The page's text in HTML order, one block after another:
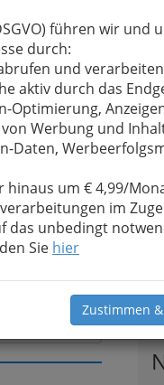
führen wir und
durch:
und
aktiv durch das
Optimierung,
Werbung und
Daten,
um € 4,99/
im
das unbedingt
Sie hier
Zustimmen
Stelle zur
Absenden
senden